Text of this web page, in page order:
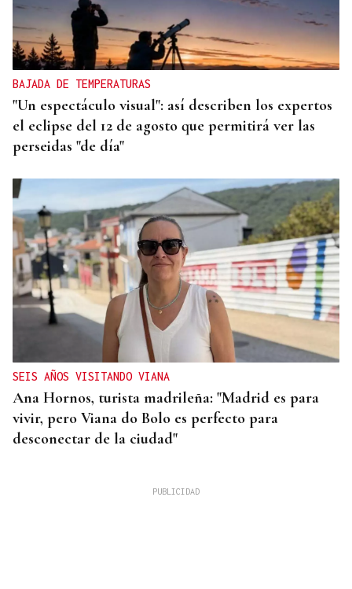
BAJADA DE TEMPERATURAS
"Un espectáculo visual": así describen los expertos
el eclipse del 12 de agosto que permitirá ver las
perseidas "de día"
SEIS AÑOS VISITANDO VIANA
Ana Hornos, turista madrileña: "Madrid es para
vivir, pero Viana do Bolo es perfecto para
desconectar de la ciudad"